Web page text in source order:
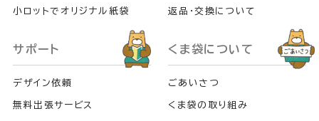
小ロットでオリジナル紙袋 返品・交換について
サポート
デザイン依頼
無料出張サービス
くま袋について
ごあいさつ
くま袋の取り組み